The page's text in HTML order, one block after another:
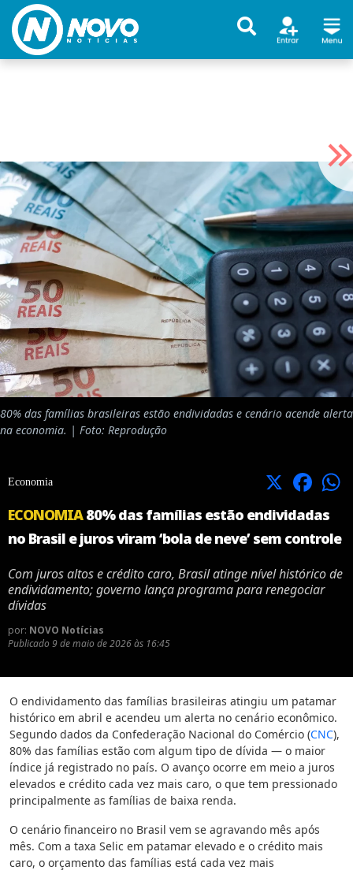
80% das famílias brasileiras estão endividadas e cenário acende alerta
na economia. | Foto: Reprodução
Economia X Facebook
ECONOMIA80% das famílias estão endividadas
no Brasil e juros viram ‘bola de neve’ sem controle
Com juros altos e crédito caro, Brasil atinge nível histórico de
endividamento; governo lança programa para renegociar
dívidas
por: NOVO Notícias
Publicado 9 de maio de 2026 às 16:45
O endividamento das famílias brasileiras atingiu um patamar
histórico em abril e acendeu um alerta no cenário econômico.
Segundo dados da Confederação Nacional do Comércio (CNC),
80% das famílias estão com algum tipo de dívida — o maior
índice já registrado no país. O avanço ocorre em meio a juros
elevados e crédito cada vez mais caro, o que tem pressionado
principalmente as famílias de baixa renda.
O cenário financeiro no Brasil vem se agravando mês após
mês. Com a taxa Selic em patamar elevado e o crédito mais
caro, o orçamento das famílias está cada vez mais